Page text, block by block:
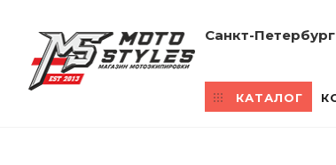
Санкт-Петербург
КАТАЛОГ